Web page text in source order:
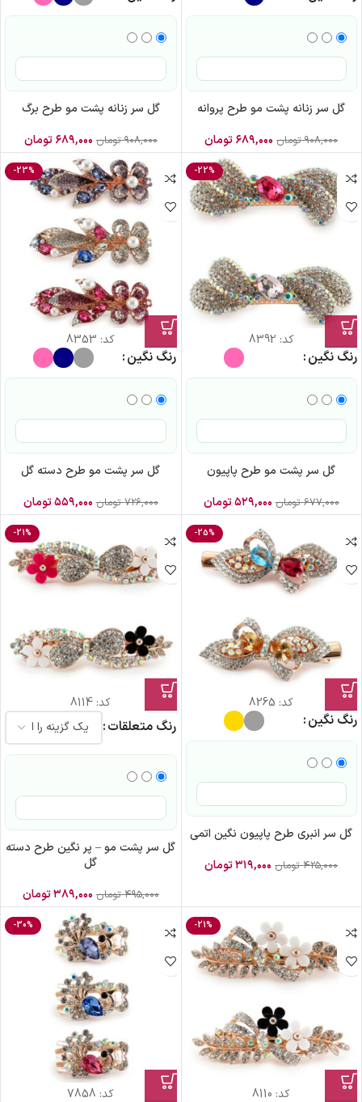
گل سر زنانه پشت مو طرح پروانه
۹۰۸,۰۰۰ تومان ۶۸۹,۰۰۰تومان
گل سر زنانه پشت مو طرح برگ
۹۰۸,۰۰۰ تومان ۶۸۹,۰۰۰ تومان
-22%
کد: 8392
رنگ نگین
گل سر پشت مو طرح پاپیون
۶۷۷,۰۰۰ تومان ۵۲۹,۰۰۰تومان
-23%
کد: 8353
رنگ نگین
گل سر پشت مو طرح دسته گل
۷۲۶,۰۰۰ تومان ۵۵۹,۰۰۰تومان
-25%
کد: 8265
رنگ نگین
گل سر انبری طرح پاپیون نگین اتمی
۴۲۵,۰۰۰ تومان ۳۱۹,۰۰۰تومان
-21%
کد: 8114
رنگ متعلقات
گل سر پشت مو – پر نگین طرح دسته
گل
۴۹۵,۰۰۰ تومان ۳۸۹,۰۰۰تومان
-21%
کد: 8110
-30%
کد: 7858